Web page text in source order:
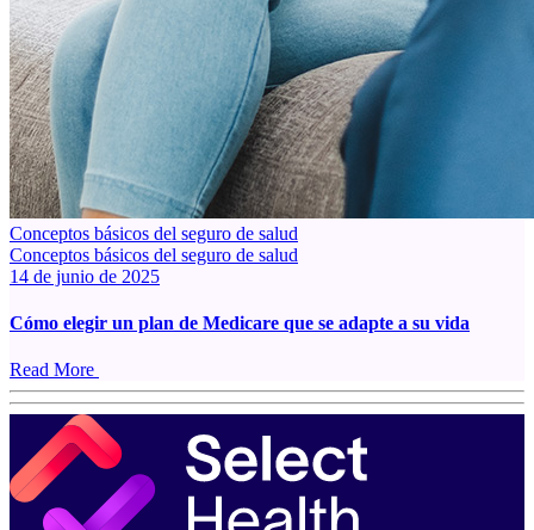
Conceptos básicos del seguro de salud
Conceptos básicos del seguro de salud
14 de junio de 2025
Cómo elegir un plan de Medicare que se adapte a su vida
Read More